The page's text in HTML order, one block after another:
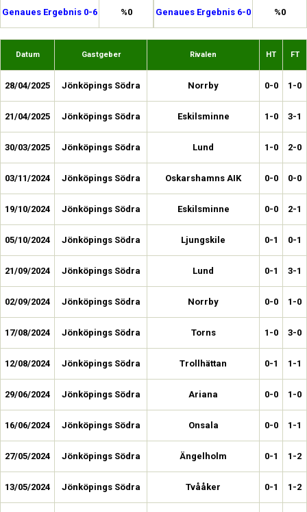
Genaues Ergebnis 0-6 %0 Genaues Ergebnis 6-0 %0
Datum Gastgeber Rivalen HT FT
28/04/2025 Jönköpings Södra Norrby 0-0 1-0
21/04/2025 Jönköpings Södra Eskilsminne 1-0 3-1
30/03/2025 Jönköpings Södra Lund 1-0 2-0
03/11/2024 Jönköpings Södra Oskarshamns AIK 0-0 0-0
19/10/2024 Jönköpings Södra Eskilsminne 0-0 2-1
05/10/2024 Jönköpings Södra Ljungskile 0-1 0-1
21/09/2024 Jönköpings Södra Lund 0-1 3-1
02/09/2024 Jönköpings Södra Norrby 0-0 1-0
17/08/2024 Jönköpings Södra Torns 1-0 3-0
12/08/2024 Jönköpings Södra Trollhättan 0-1 1-1
29/06/2024 Jönköpings Södra Ariana 0-0 1-0
16/06/2024 Jönköpings Södra Onsala 0-0 1-1
27/05/2024 Jönköpings Södra Ängelholm 0-1 1-2
13/05/2024 Jönköpings Södra Tvååker 0-1 1-2